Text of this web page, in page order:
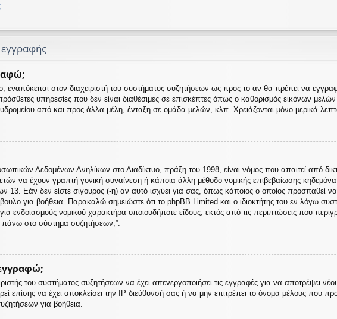
εναπόκειται στον διαχειριστή του συστήματος συζητήσεων ως προς το αν θα πρέπει να
υπηρεσίες που δεν είναι διαθέσιμες σε επισκέπτες όπως ο καθορισμός εικόνων
από και προς άλλα μέλη, ένταξη σε ομάδα μελών, κλπ. Χρειάζονται μόνο μερικά
Δεδομένων Ανηλίκων στο Διαδίκτυο, πράξη του 1998, είναι νόμος που απαιτεί από
να έχουν γραπτή γονική συναίνεση ή κάποια άλλη μέθοδο νομικής επιβεβαίωσης
13. Εάν δεν είστε σίγουρος (-η) αν αυτό ισχύει για σας, όπως κάποιος ο οποίος προσπαθεί
για βοήθεια. Παρακαλώ σημειώστε ότι το phpBB Limited και ο ιδιοκτήτης του εν λόγω
ενδοιασμούς νομικού χαρακτήρα οποιουδήποτε είδους, εκτός από τις περιπτώσεις που
στο σύστημα συζητήσεων;”.
του συστήματος συζητήσεων να έχει απενεργοποιήσει τις εγγραφές για να αποτρέψει
επίσης να έχει αποκλείσει την IP διεύθυνσή σας ή να μην επιτρέπει το όνομα μέλους που
για βοήθεια.